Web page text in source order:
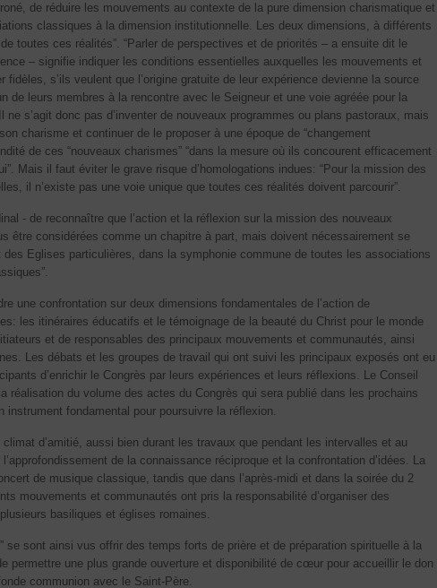
de réduire les mouvements au contexte de la pure dimension charismatique et
classiques à la dimension institutionnelle. Les deux dimensions, à différents
toutes ces réalités”. “Parler de perspectives et de priorités – a ensuite dit le
– signifie indiquer les conditions essentielles auxquelles les mouvements et
fidèles, s’ils veulent que l’origine gratuite de leur expérience devienne la source
de leurs membres à la rencontre avec le Seigneur et une voie agréée pour la
s’agit donc pas d’inventer de nouveaux programmes ou plans pastoraux, mais
charisme et continuer de le proposer à une époque de “changement
de ces “nouveaux charismes” “dans la mesure où ils concourent efficacement
Mais il faut éviter le grave risque d’homologations indues: “Pour la mission des
il n’existe pas une voie unique que toutes ces réalités doivent parcourir”.
- de reconnaître que l’action et la réflexion sur la mission des nouveaux
être considérées comme un chapitre à part, mais doivent nécessairement se
des Eglises particulières, dans la symphonie commune de toutes les associations
une confrontation sur deux dimensions fondamentales de l’action de
les itinéraires éducatifs et le témoignage de la beauté du Christ pour le monde
et de responsables des principaux mouvements et communautés, ainsi
Les débats et les groupes de travail qui ont suivi les principaux exposés ont eu
d’enrichir le Congrès par leurs expériences et leurs réflexions. Le Conseil
réalisation du volume des actes du Congrès qui sera publié dans les prochains
fondamental pour poursuivre la réflexion.
d’amitié, aussi bien durant les travaux que pendant les intervalles et au
de la connaissance réciproque et la confrontation d’idées. La
de musique classique, tandis que dans l’après-midi et dans la soirée du 2
mouvements et communautés ont pris la responsabilité d’organiser des
basiliques et églises romaines.
se sont ainsi vus offrir des temps forts de prière et de préparation spirituelle à la
permettre une plus grande ouverture et disponibilité de cœur pour accueillir le don
communion avec le Saint-Père.